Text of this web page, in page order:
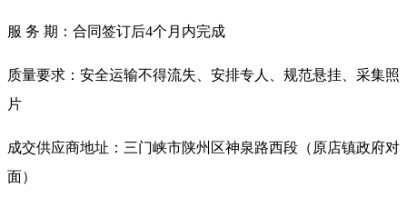
服 务 期：合同签订后4个月内完成
质量要求：安全运输不得流失、安排专人、规范悬挂、采集照
片
成交供应商地址：三门峡市陕州区神泉路西段（原店镇政府对
面）